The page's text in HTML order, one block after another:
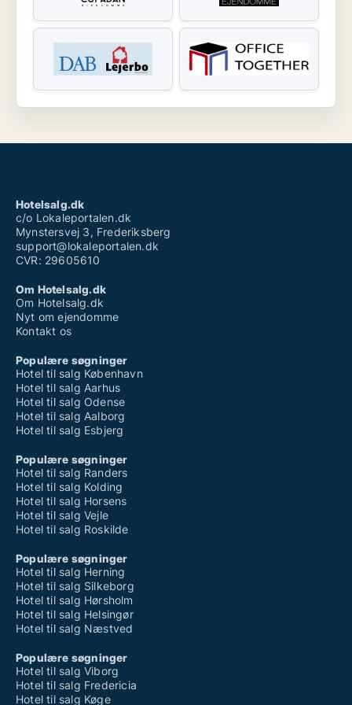
Hotelsalg.dk
c/o Lokaleportalen.dk
Mynstersvej 3, Frederiksberg
support@lokaleportalen.dk
CVR: 29605610
Om Hotelsalg.dk
Om Hotelsalg.dk
Nyt om ejendomme
Kontakt os
Populære søgninger
Hotel til salg København
Hotel til salg Aarhus
Hotel til salg Odense
Hotel til salg Aalborg
Hotel til salg Esbjerg
Populære søgninger
Hotel til salg Randers
Hotel til salg Kolding
Hotel til salg Horsens
Hotel til salg Vejle
Hotel til salg Roskilde
Populære søgninger
Hotel til salg Herning
Hotel til salg Silkeborg
Hotel til salg Hørsholm
Hotel til salg Helsingør
Hotel til salg Næstved
Populære søgninger
Hotel til salg Viborg
Hotel til salg Fredericia
Hotel til salg Køge